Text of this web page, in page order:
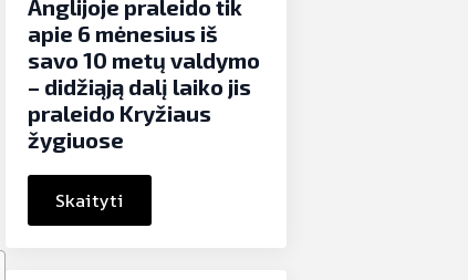
Anglijoje praleido tik
apie 6 mėnesius iš
savo 10 metų valdymo
– didžiąją dalį laiko jis
praleido Kryžiaus
žygiuose
Skaityti